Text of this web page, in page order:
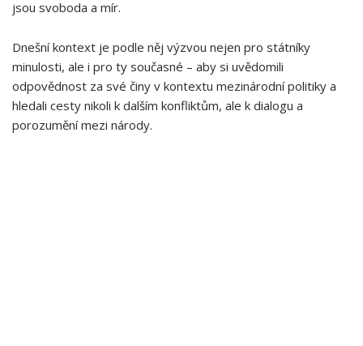
jsou svoboda a ⁣mír.
Dnešní kontext je ‍podle něj výzvou nejen pro státníky
minulosti, ale i pro ty současné – aby ‌si uvědomili
odpovědnost za své činy v kontextu mezinárodní politiky a⁣
hledali cesty nikoli k dalším konfliktům, ale k⁤ dialogu a
porozumění mezi národy.